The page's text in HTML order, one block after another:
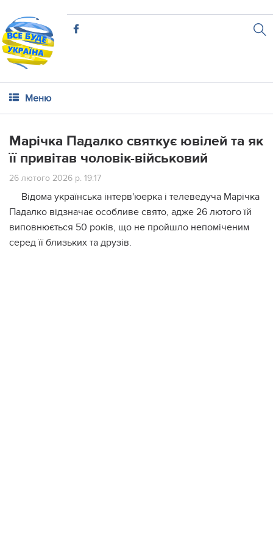
Меню
Марічка Падалко святкує ювілей та як
її привітав чоловік-військовий
26 лютого 2026 р. 19:17
Відома українська інтерв'юерка і телеведуча Марічка
Падалко відзначає особливе свято, адже 26 лютого їй
виповнюється 50 років, що не пройшло непоміченим
серед її близьких та друзів.